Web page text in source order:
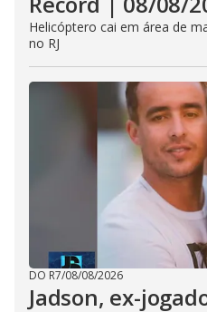
Helicóptero cai em área de
no RJ
DO R7/08/08/2026
Jadson, ex-